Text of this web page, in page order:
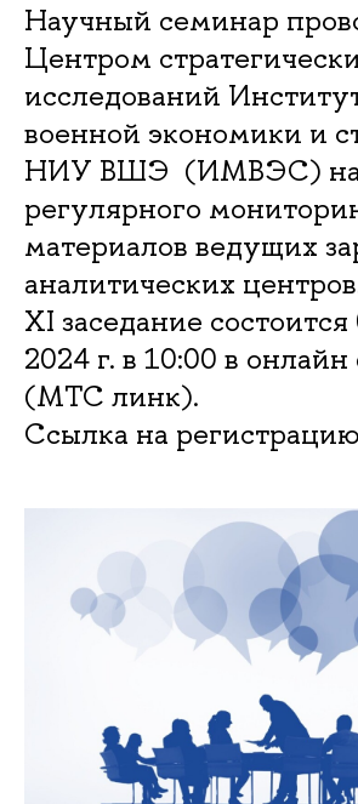
Научный семинар
Центром
исследований
военной экономики и
НИУ ВШЭ (ИМВЭС) на
регулярного
материалов ведущих
аналитических
XI заседание
2024 г. в 10:00 в
(МТС линк).
Ссылка на